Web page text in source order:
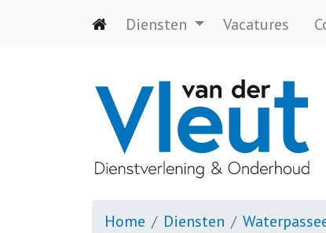
Diensten Vacatures
Home Diensten